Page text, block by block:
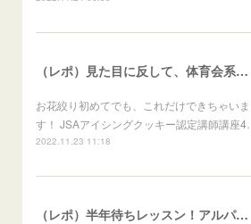
（レポ）見た目に反して、体育会系な回（笑）
お花絞り初めてでも、これだけできちゃいま
す！ JSAアイシングクッキー認定講師講座4…
2022.11.23 11:18
（レポ）半年待ちレッスン！アルパカメレンゲポップス